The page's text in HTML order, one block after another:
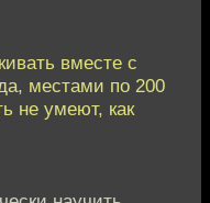
вместе с
местами по 200
не умеют, как